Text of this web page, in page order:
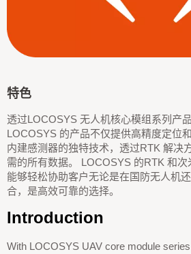
特色
透过LOCOSYS 无人机核心模组系列产
LOCOSYS 的产品不仅提供高精度定位
内建感测器的独特技术，透过RTK 解决
需的所有数据。 LOCOSYS 的RTK 和次
能够轻松协助客户无论是在国防无人机
合，是高效可靠的选择。
Introduction
With LOCOSYS UAV core module